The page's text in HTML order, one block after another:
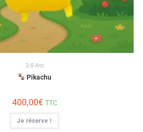
3/8 Ans
Pikachu
400,00€ TTC
Je réserve !